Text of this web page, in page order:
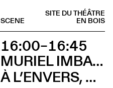
SITE DU THÉÂTRE
EN BOIS
SCENE
16:00–16:45
MURIEL IMBACH, COMPAGNIE LA BOCCA DELLA LUNA
À L’ENVERS, À L’ENDROIT